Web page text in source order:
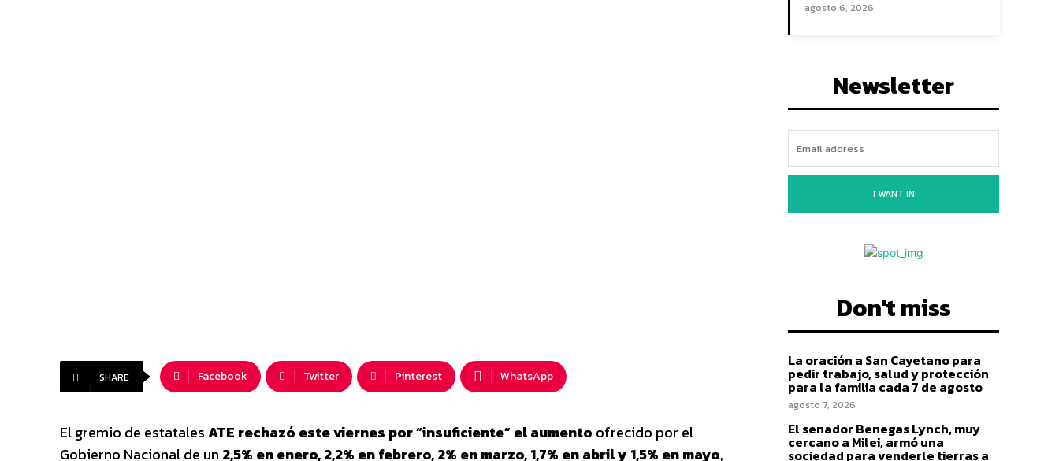
SHARE Facebook Twitter Pinterest WhatsApp
El gremio de estatalesATE rechazó este viernes por “insuficiente” el aumento ofrecido por el
Gobierno Nacional de un 2,5% en enero, 2,2% en febrero, 2% en marzo, 1,7% en abril y 1,5% en mayo,
agosto 6, 2026
Newsletter
I WANT IN
Don't miss
La oración a San Cayetano para
pedir trabajo, salud y protección
para la familia cada 7 de agosto
agosto 7, 2026
El senador Benegas Lynch, muy
cercano a Milei, armó una
sociedad para venderle tierras a